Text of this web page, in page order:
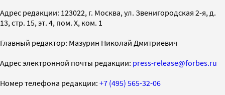
Адрес редакции: 123022, г. Москва, ул. Звенигородская 2-я, д.
13, стр. 15, эт. 4, пом. X, ком. 1
Главный редактор: Мазурин Николай Дмитриевич
Адрес электронной почты редакции: press-release@forbes.ru
Номер телефона редакции: +7 (495) 565-32-06